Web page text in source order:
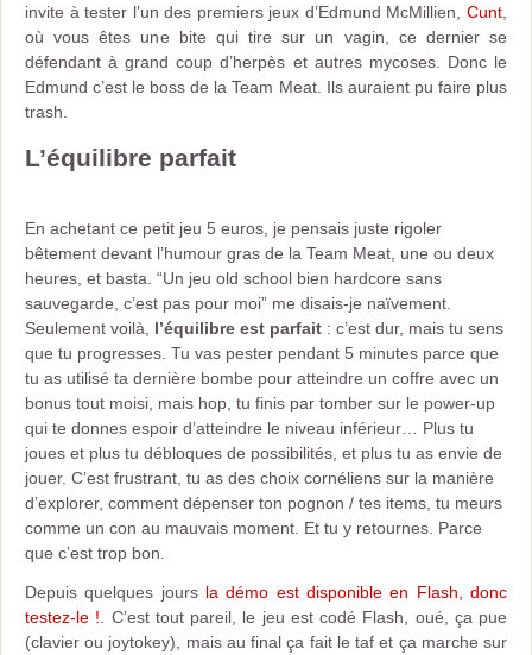
invite à tester l’un des premiers jeux d’Edmund McMillien, Cunt
où vous êtes une bite qui tire sur un vagin, ce dernier se
défendant à grand coup d’herpès et autres mycoses. Donc le
Edmund c’est le boss de la Team Meat. Ils auraient pu faire plus
trash.
L’équilibre parfait
En achetant ce petit jeu 5 euros, je pensais juste rigoler
bêtement devant l’humour gras de la Team Meat, une ou deux
heures, et basta. “Un jeu old school bien hardcore sans
sauvegarde, c’est pas pour moi” me disais-je naïvement.
Seulement voilà, l’équilibre est parfait : c’est dur, mais tu sens
que tu progresses. Tu vas pester pendant 5 minutes parce que
tu as utilisé ta dernière bombe pour atteindre un coffre avec un
bonus tout moisi, mais hop, tu finis par tomber sur le power-up
qui te donnes espoir d’atteindre le niveau inférieur… Plus tu
joues et plus tu débloques de possibilités, et plus tu as envie de
jouer. C’est frustrant, tu as des choix cornéliens sur la manière
d’explorer, comment dépenser ton pognon / tes items, tu meurs
comme un con au mauvais moment. Et tu y retournes. Parce
que c’est trop bon.
Depuis quelques jours la démo est disponible en Flash, donc
testez-le ! . C’est tout pareil, le jeu est codé Flash, oué, ça pue
(clavier ou joytokey), mais au final ça fait le taf et ça marche sur